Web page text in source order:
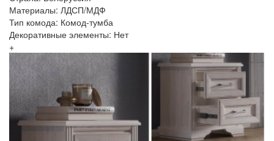
Материалы: ЛДСП/МДФ
Тип комода: Комод-тумба
Декоративные элементы: Нет
+